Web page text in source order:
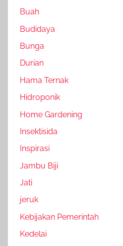
Buah
Budidaya
Bunga
Durian
Hama Ternak
Hidroponik
Home Gardening
Insektisida
Inspirasi
Jambu Biji
Jati
jeruk
Kebijakan Pemerintah
Kedelai